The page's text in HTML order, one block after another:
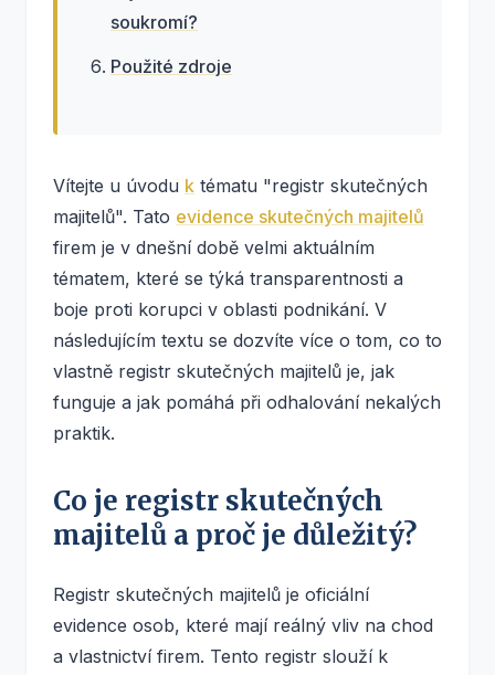
soukromí?
Použité zdroje
Vítejte u úvodu k tématu "registr skutečných
majitelů". Tato evidence skutečných majitelů
firem je v dnešní době velmi aktuálním
tématem, které se týká transparentnosti a
boje proti korupci v oblasti podnikání. V
následujícím textu se dozvíte více o tom, co to
vlastně registr skutečných majitelů je, jak
funguje a jak pomáhá při odhalování nekalých
praktik.
Co je registr skutečných
majitelů a proč je důležitý?
Registr skutečných majitelů je oficiální
evidence osob, které mají reálný vliv na chod
a vlastnictví firem. Tento registr slouží k